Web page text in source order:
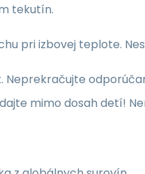
tekutín.
pri izbovej teplote.
Neprekračujte
mimo dosah detí!